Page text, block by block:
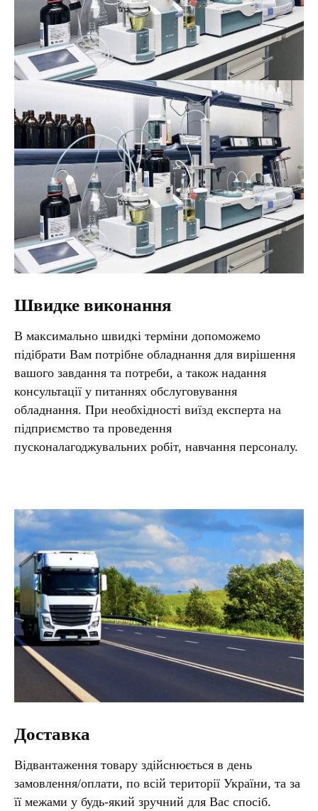
Швидке виконання
В максимально швидкі терміни допоможемо
підібрати Вам потрібне обладнання для вирішення
вашого завдання та потреби, а також надання
консультації у питаннях обслуговування
обладнання. При необхідності виїзд експерта на
підприємство та проведення
пусконалагоджувальних робіт, навчання персоналу.
Доставка
Відвантаження товару здійснюється в день
замовлення/оплати, по всій території України, та за
її межами у будь-який зручний для Вас спосіб.